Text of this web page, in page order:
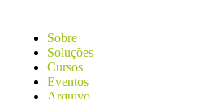
Sobre
Soluções
Cursos
Eventos
Arquivo